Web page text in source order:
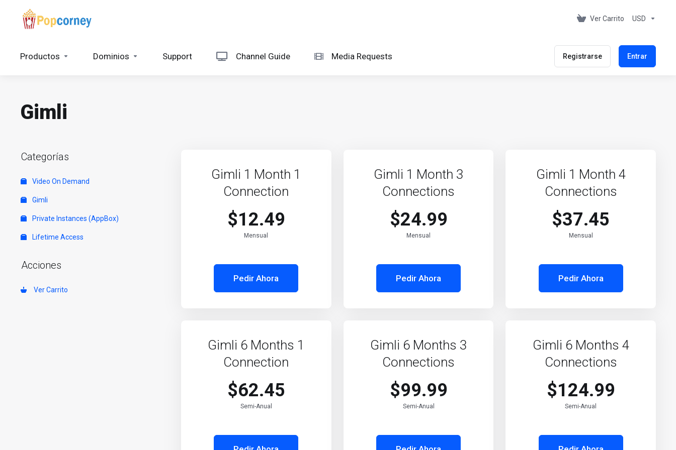
Ver Carrito USD
Productos Dominios Support Channel Guide Media Requests Registrarse Entrar
Gimli
Categorías
Video On Demand
Gimli
Private Instances (AppBox)
Lifetime Access
Acciones
Ver Carrito
Gimli 1 Month 1
Connection
$12.49
Mensual
Pedir Ahora
Gimli 1 Month 3
Connections
$24.99
Mensual
Pedir Ahora
Gimli 1 Month 4
Connections
$37.45
Mensual
Pedir Ahora
Gimli 6 Months 1
Connection
$62.45
Semi-Anual
Gimli 6 Months 3
Connections
$99.99
Semi-Anual
Gimli 6 Months 4
Connections
$124.99
Semi-Anual